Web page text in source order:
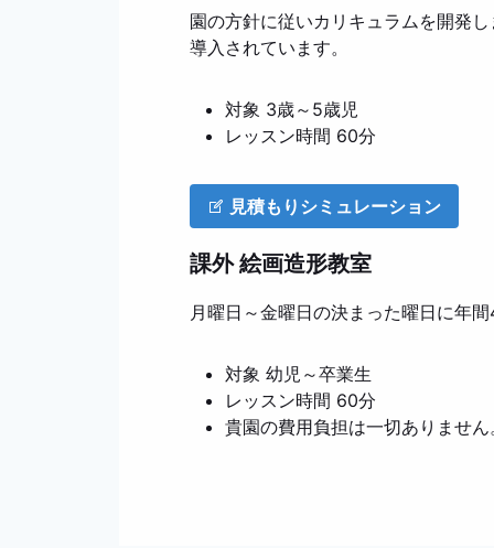
園の方針に従いカリキュラムを開発
導入されています。
対象 3歳～5歳児
レッスン時間 60分
見積もりシミュレーション
課外 絵画造形教室
月曜日～金曜日の決まった曜日に年
対象 幼児～卒業生
レッスン時間 60分
貴園の費用負担は一切ありません